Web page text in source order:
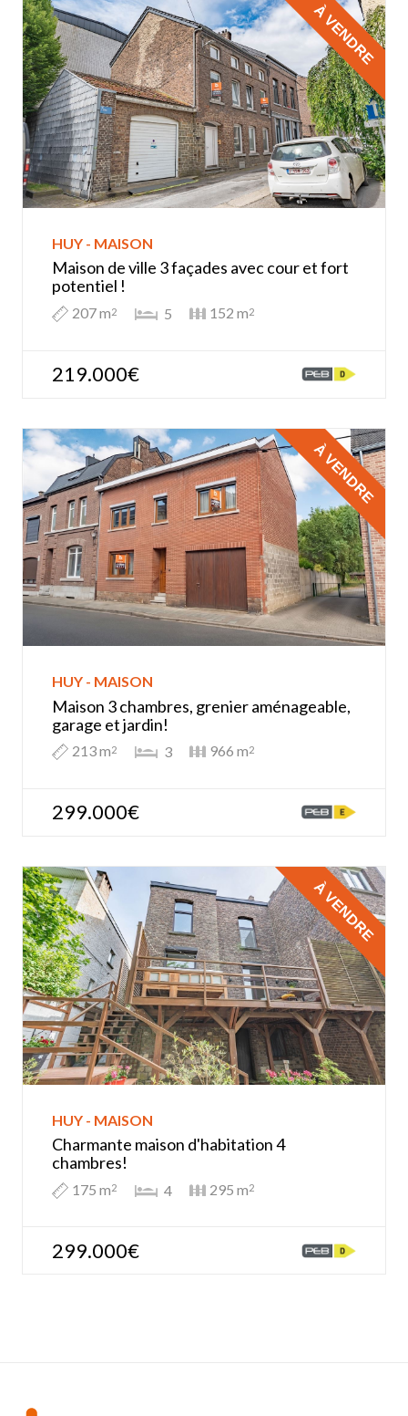
HUY - MAISON
Maison de ville 3 façades avec cour et fort
potentiel !
207 m2 5 152 m2
219.000€
À VENDRE
HUY - MAISON
Maison 3 chambres, grenier aménageable,
garage et jardin!
213 m2 3 966 m2
299.000€
À VENDRE
HUY - MAISON
Charmante maison d'habitation 4
chambres!
175 m2 4 295 m2
299.000€
À VENDRE